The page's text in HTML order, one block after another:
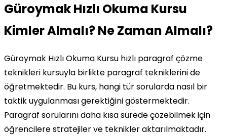
Güroymak Hızlı Okuma Kursu
Kimler Almalı? Ne Zaman Almalı?
Güroymak Hızlı Okuma Kursu hızlı paragraf çözme
teknikleri kursuyla birlikte paragraf tekniklerini de
öğretmektedir. Bu kurs, hangi tür sorularda nasıl bir
taktik uygulanması gerektiğini göstermektedir.
Paragraf sorularını daha kısa sürede çözebilmek için
öğrencilere stratejiler ve teknikler aktarılmaktadır.